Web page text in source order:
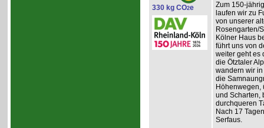
330 kg CO2e
Zum 150-
laufen wir zu
von unserer
Rosengarten/
Kölner Haus
führt uns von
weiter geht es
die Ötztaler
wandern wir
die
Höhenwegen,
und Scharten,
durchqueren
Nach 17
Serfaus.